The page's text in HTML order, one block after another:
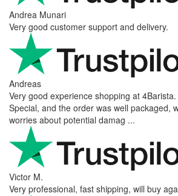
Andrea Munari
Very good customer support and delivery.
Andreas
Very good experience shopping at
Special, and the order was well packaged,
worries about potential damag ...
Victor M.
Very professional, fast shipping, will buy